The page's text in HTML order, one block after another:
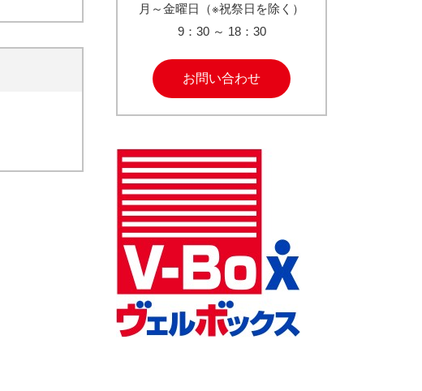
月～金曜日（※祝祭日を除く）
9：30～ 18：30
お問い合わせ